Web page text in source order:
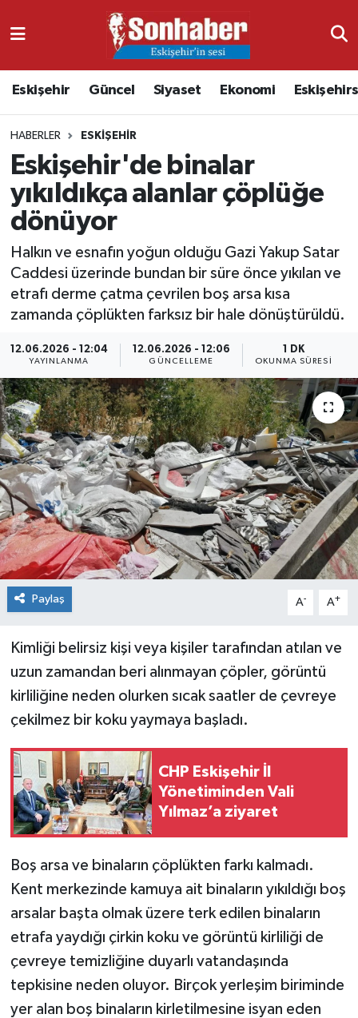
Eskişehir Güncel Siyaset Ekonomi
HABERLER ESKIŞEHIR
Eskişehir'de binalar
yıkıldıkça alanlar çöplüğe
dönüyor
Halkın ve esnafın yoğun olduğu Gazi Yakup Satar
Caddesi üzerinde bundan bir süre önce yıkılan ve
etrafı derme çatma çevrilen boş arsa kısa
zamanda çöplükten farksız bir hale dönüştürüldü.
12.06.2026 - 12:04
YAYINLANMA
12.06.2026 - 12:06
GÜNCELLEME
1 DK
OKUNMA SÜRESI
Paylaş A- A+
Kimliği belirsiz kişi veya kişiler tarafından atılan ve
uzun zamandan beri alınmayan çöpler, görüntü
kirliliğine neden olurken sıcak saatler de çevreye
çekilmez bir koku yaymaya başladı.
CHP Eskişehir İl
Yönetiminden Vali
Yılmaz’a ziyaret
Boş arsa ve binaların çöplükten farkı kalmadı.
Kent merkezinde kamuya ait binaların yıkıldığı boş
arsalar başta olmak üzere terk edilen binaların
etrafa yaydığı çirkin koku ve görüntü kirliliği de
çevreye temizliğine duyarlı vatandaşında
tepkisine neden oluyor. Birçok yerleşim biriminde
yer alan boş binaların kirletilmesine isyan eden
Ekonomi
Güncel
Kültür & Sanat
Magazin
Resmi İlanlar
Sağlık
Siyaset
Spor
Nöbetçi Eczaneler
Namaz Vakitleri
Trafik Durumu
Süper Lig Puan Durumu ve Fikstür
Tüm Manşetler
Son Dakika Haberleri
Haber Arşivi